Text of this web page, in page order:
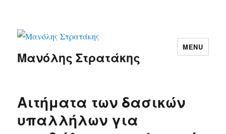
Μανόλης Στρατάκης
MENU
Αιτήματα των δασικών
υπαλλήλων για